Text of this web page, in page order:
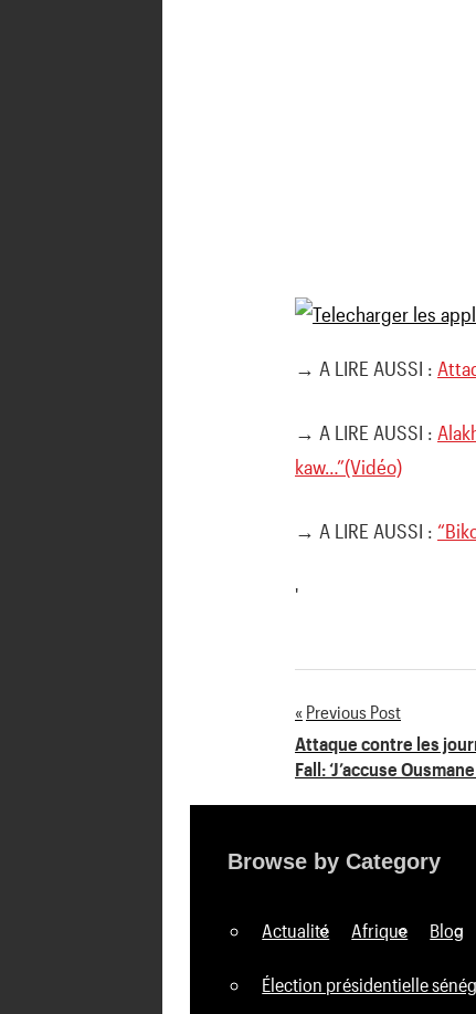
→ A LIRE AUSSI :
→ A LIRE AUSSI :
kaw…”(Vidéo)
→ A LIRE AUSSI :
'
Navigation
de
Previous Post
Attaque contre les
Fall: ‘J’accuse
Browse by Category
Actualité Afrique Blog
Élection présidentielle